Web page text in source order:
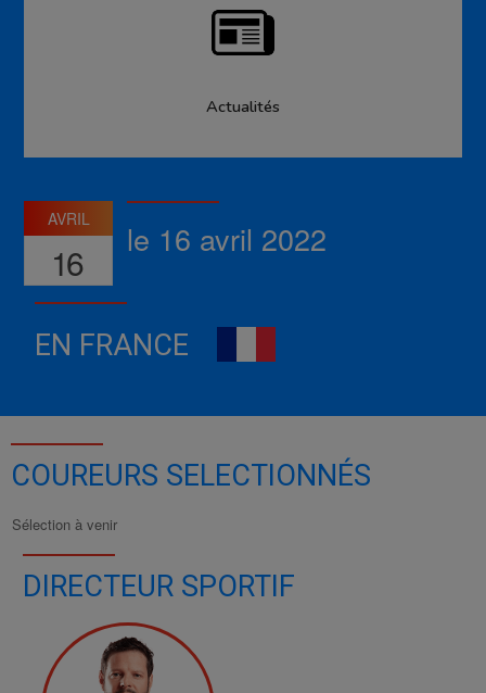
Actualités
AVRIL
16
le 16 avril 2022
EN FRANCE
COUREURS SELECTIONNÉS
Sélection à venir
DIRECTEUR SPORTIF